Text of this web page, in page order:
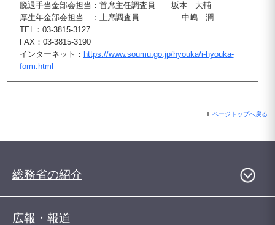
脱退手当金部会担当：首席主任調査員 坂本 大輔
厚生年金部会担当 ：上席調査員 中嶋 潤
TEL：03-3815-3127
FAX：03-3815-3190
インターネット： https://www.soumu.go.jp/hyouka/i-hyouka-
form.html
ページトップへ戻る
総務省の紹介
広報・報道